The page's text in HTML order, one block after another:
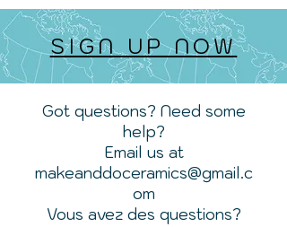
SIGN UP NOW
Got questions? Need some
help?
Email us at
makeanddoceramics@gmail.c
om
Vous avez des questions?